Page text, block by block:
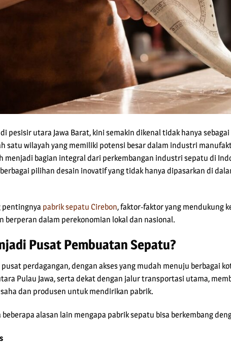
pesisir utara Jawa Barat, kini semakin dikenal tidak hanya
satu wilayah yang memiliki potensi besar dalam industri
menjadi bagian integral dari perkembangan industri sepatu di
pilihan desain inovatif yang tidak hanya dipasarkan di
pentingnya pabrik sepatu Cirebon, faktor-faktor yang mendukung
berperan dalam perekonomian lokal dan nasional.
Pusat Pembuatan Sepatu?
perdagangan, dengan akses yang mudah menuju berbagai
Pulau Jawa, serta dekat dengan jalur transportasi utama,
dan produsen untuk mendirikan pabrik.
alasan lain mengapa pabrik sepatu bisa berkembang